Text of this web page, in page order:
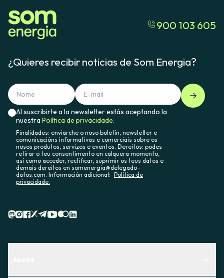
900 103 605
¿Quieres recibir noticias de Som Energia?
Al suscribirte a la newsletter estás aceptando la
nuestraPolítica de privacidade.
Finalidades: enviarche o noso boletín, newsletter e
comunicacións informativas e comerciais sobre os
nosos produtos, servizos e eventos. Dereitos: podes
retirar o teu consentimento en calquera momento,
así como acceder, rectificar, suprimir os teus datos e
demais dereitos en somenergia@delegado-
datos.com. Información adicional: Política de
privacidade.